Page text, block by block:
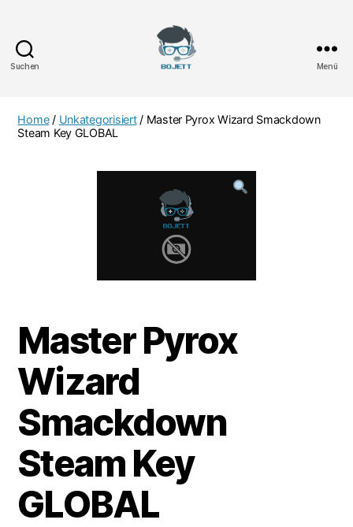
Suchen Menü
Home/ Unkategorisiert/ Master Pyrox Wizard Smackdown
Steam Key GLOBAL
Master Pyrox
Wizard
Smackdown
Steam Key
GLOBAL